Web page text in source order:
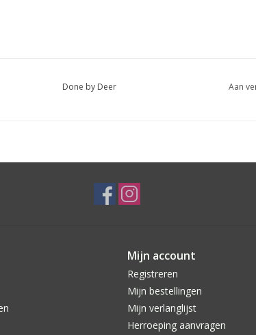
Done by Deer Aan
Mijn account
Registreren
Mijn bestellingen
Mijn verlanglijst
Herroeping aanvragen